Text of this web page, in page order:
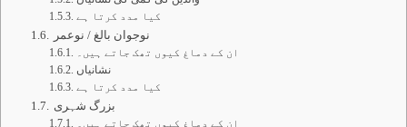
کیا مدد کرتا ہے
نوجوان بالغ / نوعمر
ان کے دماغ کیوں تھک جاتے ہیں۔
نشانیاں
کیا مدد کرتا ہے
بزرگ شہری
ان کے دماغ کیوں تھک جاتے ہیں۔